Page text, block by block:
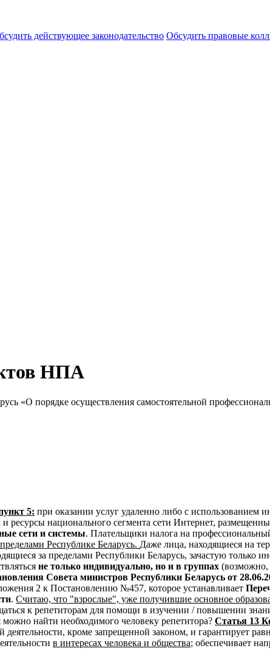
действующее законодательство Обсудить правовые
НПА
«О порядке осуществления самостоятельной
5: при оказании услуг удаленно либо с
ресурсы национального сегмента сети Интернет,
сети и системы. Плательщики налога на
Республике Беларусь. Даже лица, находящиеся на
за пределами Республики Беларусь, зачастую только
не только индивидуально, но и в группах (возможно,
Совета министров Республики Беларусь от
2 к Постановлению №457, которое устанавливает
. Считаю, что "взрослые", уже получившие основное
к репетиторам для помощи в изучении / повышении
найти необходимого человеку репетитора? Статья 13
кроме запрещенной законом, и гарантирует
в интересах человека и общества; обеспечивает